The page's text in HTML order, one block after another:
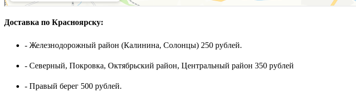
Доставка по Красноярску:
- Железнодорожный район (Калинина, Солонцы) 250 рублей.
- Северный, Покровка, Октябрьский район, Центральный район 350 рублей
- Правый берег 500 рублей.